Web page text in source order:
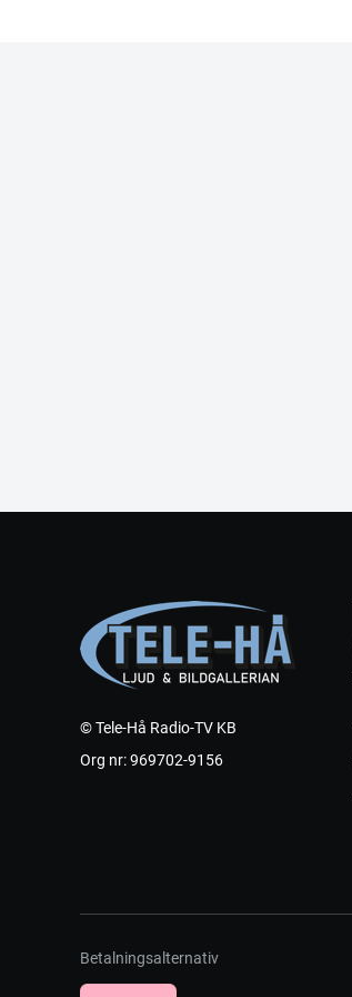
© Tele-Hå Radio-TV KB
Org nr: 969702-9156
Betalningsalternativ